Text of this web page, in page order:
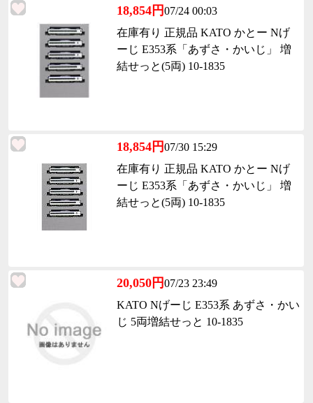
18,854円07/24 00:03
在庫有り 正規品 KATO かとー Nげ
ーじ E353系「あずさ・かいじ」 増
結せっと(5両) 10-1835
18,854円07/30 15:29
在庫有り 正規品 KATO かとー Nげ
ーじ E353系「あずさ・かいじ」 増
結せっと(5両) 10-1835
20,050円07/23 23:49
KATO Nげーじ E353系 あずさ・かい
じ 5両増結せっと 10-1835